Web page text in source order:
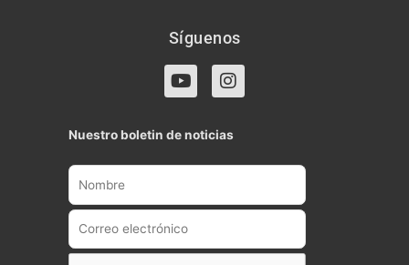
Síguenos
Y
o
t
u
b
I
n
t
a
g
a
Nuestro boletin de noticias